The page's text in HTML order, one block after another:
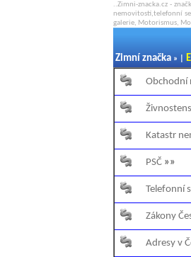
..Zimni-znacka.cz -
nemovitostí,telefonní
galerie, Motorismus,
Zimní značka » |
Obchodní
Katastr
PSČ »»
Telefonní
Zákony
Adresy v